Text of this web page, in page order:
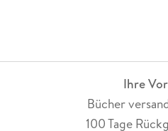
Ihre
Bücher
100 Tage